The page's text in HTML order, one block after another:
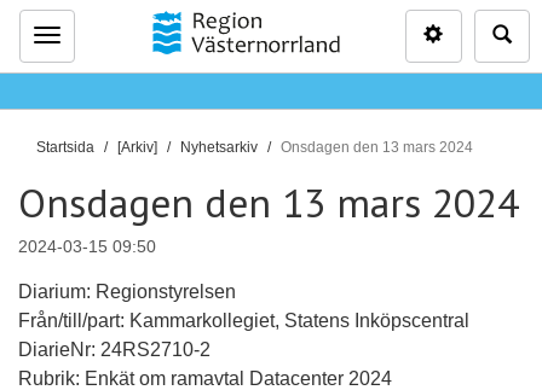
Meny
D
ä
r
h
ä
r
:
Startsida [Arkiv] Nyhetsarkiv Onsdagen den 13 mars 2024
Onsdagen den 13 mars 2024
2024-03-15 09:50
Diarium: Regionstyrelsen
Från/till/part: Kammarkollegiet, Statens Inköpscentral
DiarieNr: 24RS2710-2
Rubrik: Enkät om ramavtal Datacenter 2024